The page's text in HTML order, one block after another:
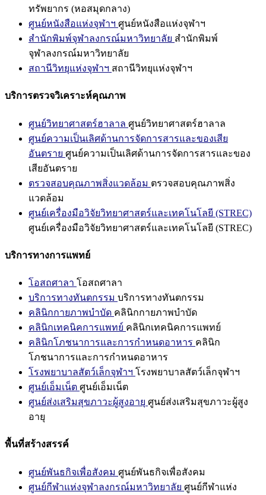
ทรัพยากร (หอสมุดกลาง)
ศูนย์หนังสือแห่งจุฬาฯ ศูนย์หนังสือแห่งจุฬาฯ
สำนักพิมพ์จุฬาลงกรณ์มหาวิทยาลัย สำนักพิมพ์
จุฬาลงกรณ์มหาวิทยาลัย
สถานีวิทยุแห่งจุฬาฯ สถานีวิทยุแห่งจุฬาฯ
บริการตรวจวิเคราะห์คุณภาพ
ศูนย์วิทยาศาสตร์ฮาลาล ศูนย์วิทยาศาสตร์ฮาลาล
ศูนย์ความเป็นเลิศด้านการจัดการสารและของเสีย
อันตราย ศูนย์ความเป็นเลิศด้านการจัดการสารและของ
เสียอันตราย
ตรวจสอบคุณภาพสิ่งแวดล้อม ตรวจสอบคุณภาพสิ่ง
แวดล้อม
ศูนย์เครื่องมือวิจัยวิทยาศาสตร์และเทคโนโลยี (STREC)
ศูนย์เครื่องมือวิจัยวิทยาศาสตร์และเทคโนโลยี (STREC)
บริการทางการแพทย์
โอสถศาลา โอสถศาลา
บริการทางทันตกรรม บริการทางทันตกรรม
คลินิกกายภาพบำบัด คลินิกกายภาพบำบัด
คลินิกเทคนิคการแพทย์ คลินิกเทคนิคการแพทย์
คลินิกโภชนาการและการกำหนดอาหาร คลินิก
โภชนาการและการกำหนดอาหาร
โรงพยาบาลสัตว์เล็กจุฬาฯ โรงพยาบาลสัตว์เล็กจุฬาฯ
ศูนย์เอ็มเน็ต ศูนย์เอ็มเน็ต
ศูนย์ส่งเสริมสุขภาวะผู้สูงอายุ ศูนย์ส่งเสริมสุขภาวะผู้สูง
อายุ
พื้นที่สร้างสรรค์
ศูนย์พันธกิจเพื่อสังคม ศูนย์พันธกิจเพื่อสังคม
ศูนย์กีฬาแห่งจุฬาลงกรณ์มหาวิทยาลัย ศูนย์กีฬาแห่ง